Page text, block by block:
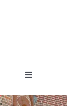
Toggle
Mairie